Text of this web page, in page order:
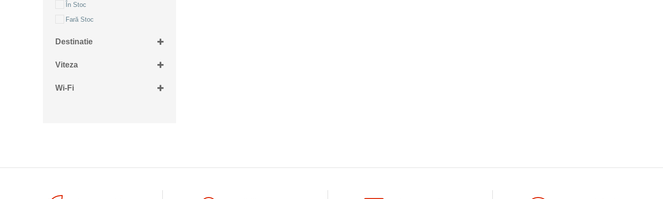
În Stoc
Fară Stoc
Destinatie
Viteza
Wi-Fi